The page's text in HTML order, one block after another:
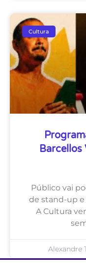
Cultura
Barcellos
Público vai
de stand-up
A Cultura
Alexandre